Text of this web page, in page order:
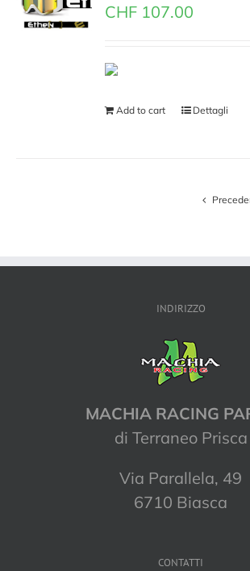
CHF 107.00
Add to cart Dettagli
INDIRIZZO
MACHIA RACING
di Terraneo Prisca
Via Parallela, 49
6710 Biasca
CONTATTI